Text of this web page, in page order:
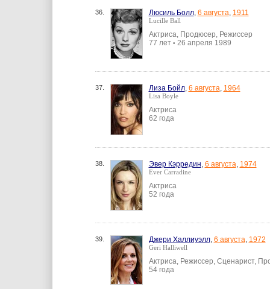
36. Люсиль Болл, 6 августа, 1911
Lucille Ball
Актриса, Продюсер, Режиссер
77 лет • 26 апреля 1989
37. Лиза Бойл, 6 августа, 1964
Lisa Boyle
Актриса
62 года
38. Эвер Кэрредин, 6 августа, 1974
Ever Carradine
Актриса
52 года
39. Джери Халлиуэлл, 6 августа, 1972
Geri Halliwell
Актриса, Режиссер, Сценарист,
54 года